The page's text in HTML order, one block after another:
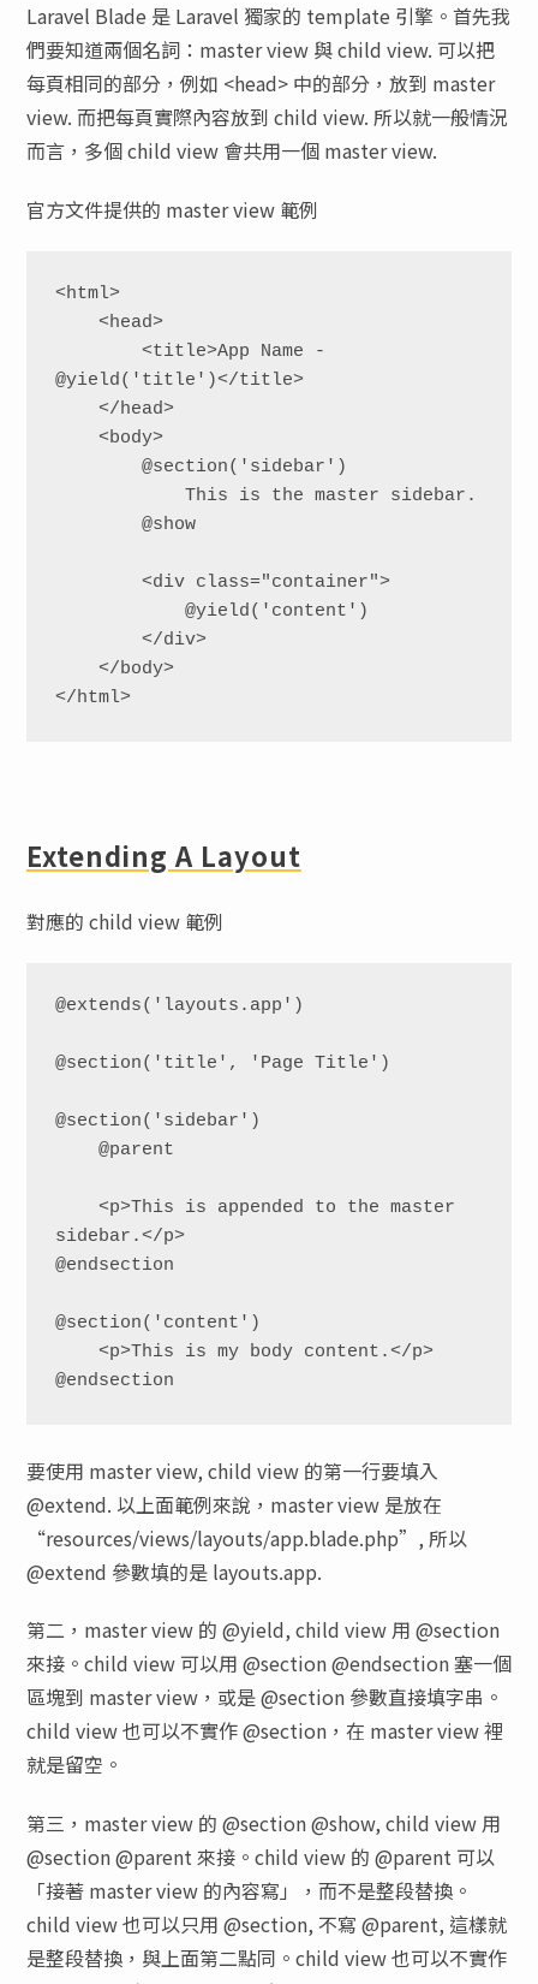
Laravel Blade 是 Laravel 獨家的 template 引擎。首先我
們要知道兩個名詞：master view 與 child view. 可以把
每頁相同的部分，例如 <head> 中的部分，放到 master
view. 而把每頁實際內容放到 child view. 所以就一般情況
而言，多個 child view 會共用一個 master view.
官方文件提供的 master view 範例
<html>
@yield('title')</title>
</html>
Extending A Layout
對應的 child view 範例
@extends('layouts.app')
@section('title', 'Page Title')
@section('sidebar')
sidebar.</p>
@endsection
@section('content')
@endsection
要使用 master view, child view 的第一行要填入
@extend. 以上面範例來說，master view 是放在
“resources/views/layouts/app.blade.php”, 所以
@extend 參數填的是 layouts.app.
第二，master view 的 @yield, child view 用 @section
來接。child view 可以用 @section @endsection 塞一個
區塊到 master view，或是 @section 參數直接填字串。
child view 也可以不實作 @section，在 master view 裡
就是留空。
第三，master view 的 @section @show, child view 用
@section @parent 來接。child view 的 @parent 可以
「接著 master view 的內容寫」，而不是整段替換。
child view 也可以只用 @section, 不寫 @parent, 這樣就
是整段替換，與上面第二點同。child view 也可以不實作